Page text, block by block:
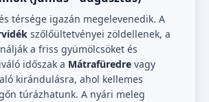
térsége igazán megelevenedik. A
szőlőültetvényei zöldellenek, a
a friss gyümölcsöket és
időszak a Mátrafüredre vagy
kirándulásra, ahol kellemes
túrázhatunk. A nyári meleg